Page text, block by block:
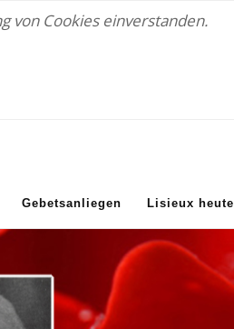
von Cookies einverstanden.
Gebetsanliegen Lisieux heute